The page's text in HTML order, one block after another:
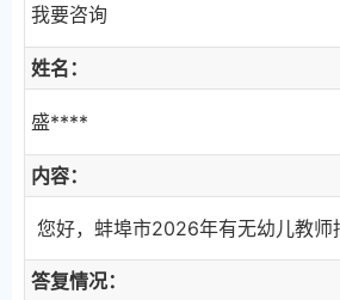
我要咨询
姓名：
盛****
内容：
您好，蚌埠市2026年有无幼儿教师
答复情况：